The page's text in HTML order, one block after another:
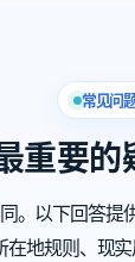
常见问
重要的
。以下回答提
在地规则、现实